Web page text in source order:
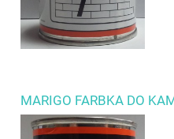
MARIGO FARBKA DO